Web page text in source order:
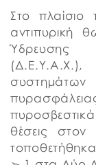
Στο
αντιπυρική
Ύδρευσης
(Δ.Ε.Υ.Α.Χ.),
θέσεις στον